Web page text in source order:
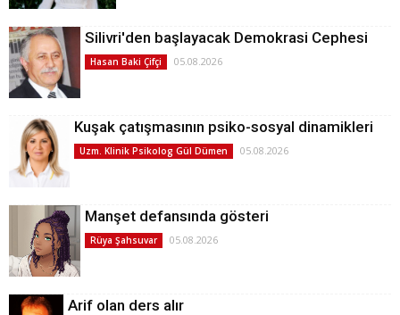
Silivri'den başlayacak Demokrasi Cephesi
Hasan Baki Çifçi 05.08.2026
Kuşak çatışmasının psiko-sosyal dinamikleri
Uzm. Klinik Psikolog Gül Dümen 05.08.2026
Manşet defansında gösteri
Rüya Şahsuvar 05.08.2026
Arif olan ders alır